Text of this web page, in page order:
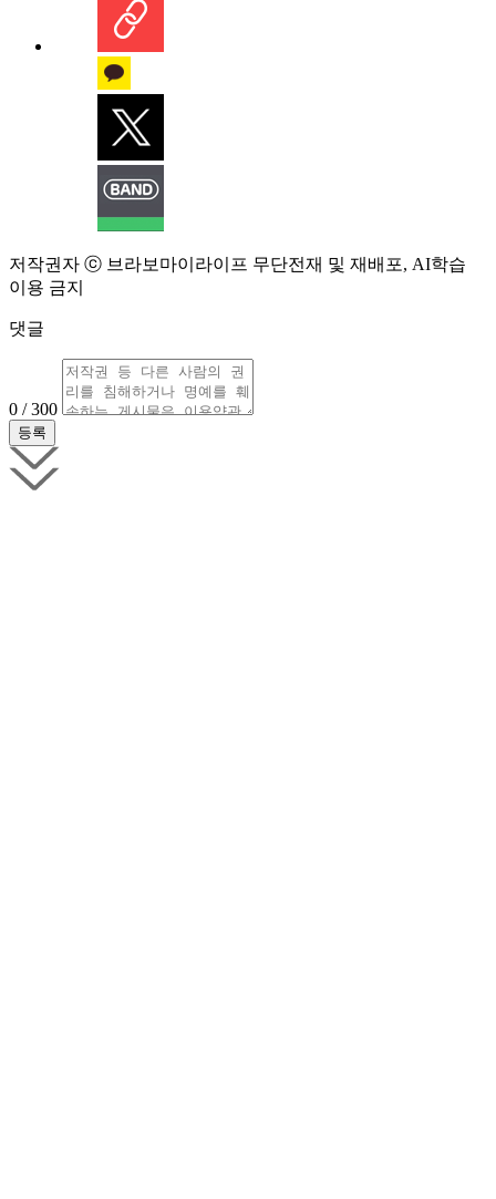
저작권자 ⓒ 브라보마이라이프 무단전재 및 재배포, AI학습
이용 금지
댓글
0 / 300